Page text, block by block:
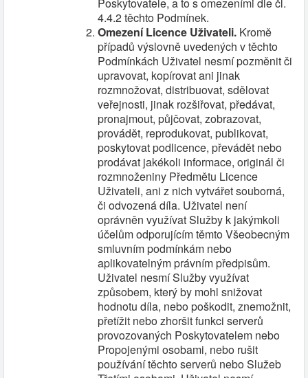
4.4.2 těchto Podmínek.
Omezení Licence Uživateli. Kromě
případů výslovně uvedených v těchto
Podmínkách Uživatel nesmí pozměnit či
upravovat, kopírovat ani jinak
rozmnožovat, distribuovat, sdělovat
veřejnosti, jinak rozšiřovat, předávat,
pronajmout, půjčovat, zobrazovat,
provádět, reprodukovat, publikovat,
poskytovat podlicence, převádět nebo
prodávat jakékoli informace, originál či
rozmnoženiny Předmětu Licence
Uživateli, ani z nich vytvářet souborná,
či odvozená díla. Uživatel není
oprávněn využívat Služby k jakýmkoli
účelům odporujícím těmto Všeobecným
smluvním podmínkám nebo
aplikovatelným právním předpisům.
Uživatel nesmí Služby využívat
způsobem, který by mohl snižovat
hodnotu díla, nebo poškodit, znemožnit,
přetížit nebo zhoršit funkci serverů
provozovaných Poskytovatelem nebo
Propojenými osobami, nebo rušit
používání těchto serverů nebo Služeb